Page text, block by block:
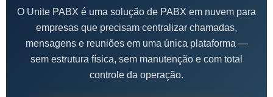
O Unite PABX é uma solução de PABX em nuvem para
empresas que precisam centralizar chamadas,
mensagens e reuniões em uma única plataforma —
sem estrutura física, sem manutenção e com total
controle da operação.